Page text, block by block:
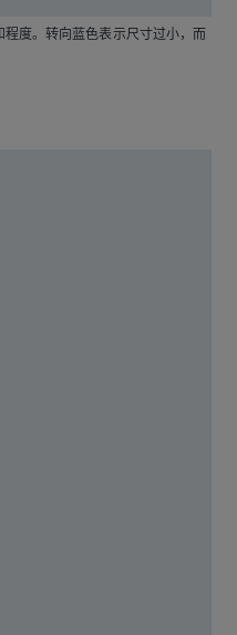
度。转向蓝色表示尺寸过小，而